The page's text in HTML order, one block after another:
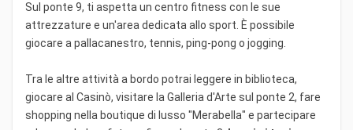
Sul ponte 9, ti aspetta un centro fitness con le sue
attrezzature e un'area dedicata allo sport. È possibile
giocare a pallacanestro, tennis, ping-pong o jogging.
Tra le altre attività a bordo potrai leggere in biblioteca,
giocare al Casinò, visitare la Galleria d'Arte sul ponte 2, fare
shopping nella boutique di lusso "Merabella" e partecipare